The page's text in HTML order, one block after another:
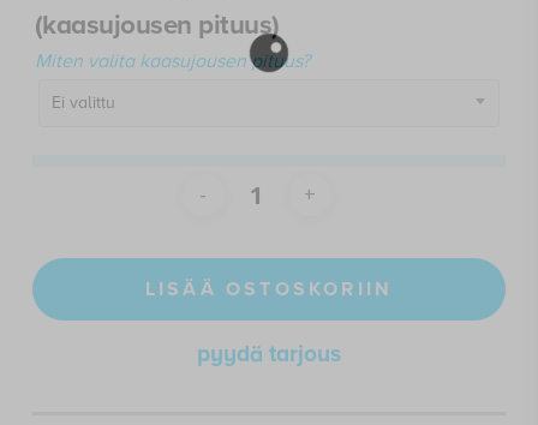
(kaasujousen pituus)
Miten valita kaasujousen pituus?
Ei valittu
LISÄÄ OSTOSKORIIN
pyydä tarjous